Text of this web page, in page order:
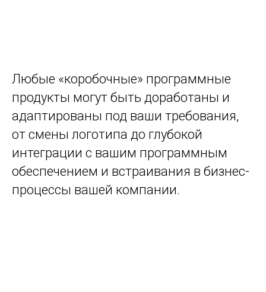
Любые «коробочные» программные
продукты могут быть доработаны и
адаптированы под ваши требования,
от смены логотипа до глубокой
интеграции с вашим программным
обеспечением и встраивания в бизнес-
процессы вашей компании.